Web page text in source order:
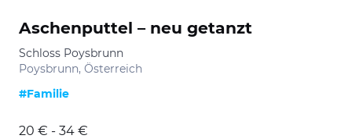
Aschenputtel – neu getanzt
Schloss Poysbrunn
Poysbrunn, Österreich
#Familie
20 € - 34 €